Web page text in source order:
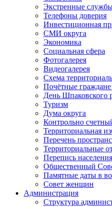
Экстренные
Телефоны доверия
Инвестиционная
СМИ округа
Экономика
Социальная сфера
Фотогалерея
Видеогалерея
Схема
Почётные граждане
День Шпаковского
Туризм
Дума округа
Контрольно
Территориальная
Перечень
Территориальные
Перепись
Общественный
Памятные даты в
Совет женщин
Администрация
Структура